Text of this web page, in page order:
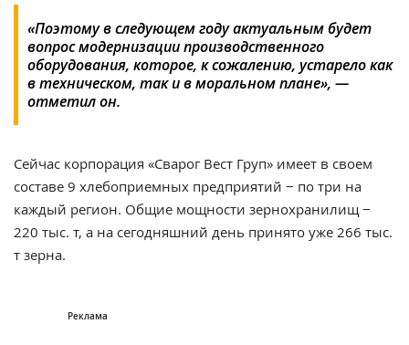
«Поэтому в следующем году актуальным будет
вопрос модернизации производственного
оборудования, которое, к сожалению, устарело как
в техническом, так и в моральном плане», —
отметил он.
Сейчас корпорация «Сварог Вест Груп» имеет в своем
составе 9 хлебоприемных предприятий − по три на
каждый регион. Общие мощности зернохранилищ −
220 тыс. т, а на сегодняшний день принято уже 266 тыс.
т зерна.